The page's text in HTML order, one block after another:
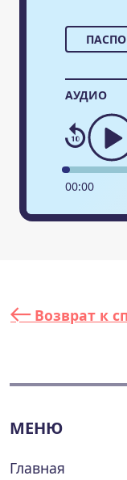
АУДИО
00:00
Возврат к
МЕНЮ
Главная